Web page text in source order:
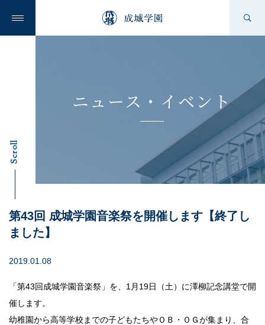
成城学園を知る
学校を知る
成城学園同窓会
ニュース・イベント
Scroll
第43回 成城学園音楽祭を開催します【終了し
ました】
2019.01.08
「第43回成城学園音楽祭」を、1月19日（土）に澤柳記念講堂で開
催します。
幼稚園から高等学校までの子どもたちやＯＢ・ＯＧが集まり、合